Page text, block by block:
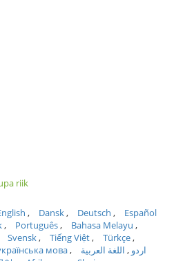
riik
Dansk Deutsch
Español
Português
Bahasa Melayu
Svensk Tiếng Việt
Türkçe
мова اردو
اللغة العربية